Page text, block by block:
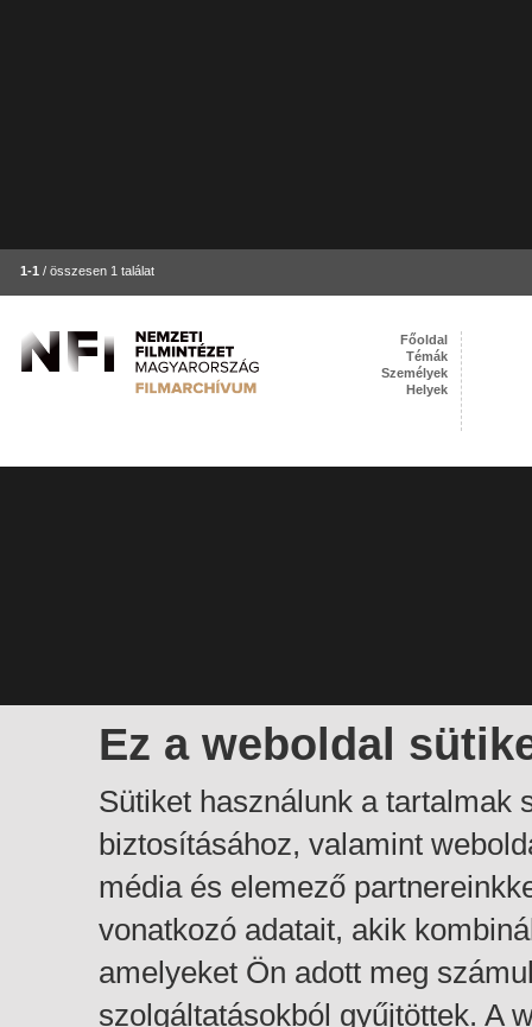
1-1 / összesen 1 találat
Ez a weboldal
Sütiket használunk a tartalmak
biztosításához, valamint
média és elemező
vonatkozó adatait, akik
amelyeket Ön adott meg
szolgáltatásokból gyűjtöttek. A
Főoldal
Témák
Személyek
Helyek